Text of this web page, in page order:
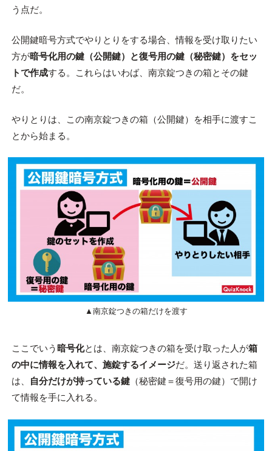
う点だ。
公開鍵暗号方式でやりとりをする場合、情報を受け取りたい
方が暗号化用の鍵（公開鍵）と復号用の鍵（秘密鍵）をセッ
トで作成する。これらはいわば、南京錠つきの箱とその鍵
だ。
やりとりは、この南京錠つきの箱（公開鍵）を相手に渡すこ
とから始まる。
▲南京錠つきの箱だけを渡す
ここでいう 暗号化とは、南京錠つきの箱を受け取った人が箱
の中に情報を入れて、施錠するイメージだ。送り返された箱
は、
自分だけが持っている鍵（秘密鍵＝復号用の鍵）で開け
て情報を手に入れる。